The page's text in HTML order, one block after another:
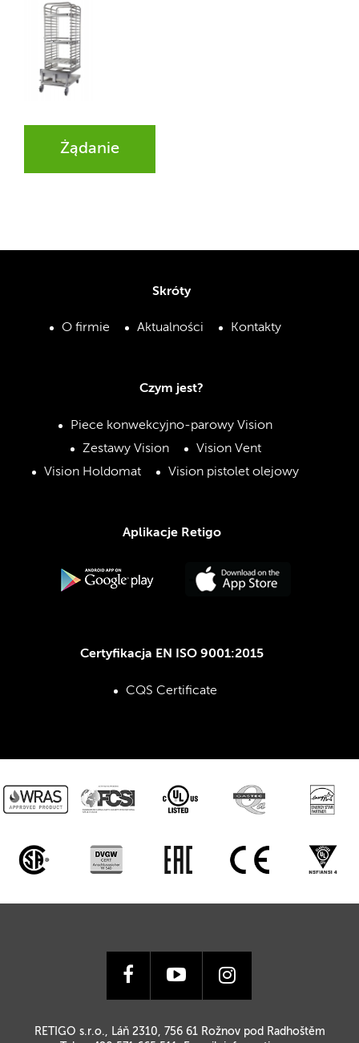
Żądanie
Skróty
O firmie Aktualności Kontakty
Czym jest?
Piece konwekcyjno-parowy Vision
Zestawy Vision
Vision Vent
Vision Holdomat
Vision pistolet olejowy
Aplikacje Retigo
Certyfikacja EN ISO 9001:2015
CQS Certificate
RETIGO s.r.o., Láň 2310, 756 61 Rožnov pod Radhoštěm